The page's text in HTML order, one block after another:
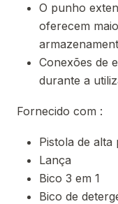
O punho
oferecem
Conexões de
durante a
Fornecido com :
Pistola de alta
Lança
Bico 3 em 1
Bico de